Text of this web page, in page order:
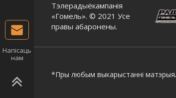
Тэлерадыёкампанія
«Гомель». © 2021 Усе
правы абаронены.
*Пры любым выкарыстанні
Напісаць
нам